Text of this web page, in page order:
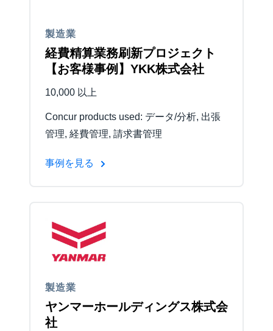
製造業
経費精算業務刷新プロジェクト
【お客様事例】YKK株式会社
10,000 以上
Concur products used: データ/分析, 出張
管理, 経費管理, 請求書管理
事例を見る
製造業
ヤンマーホールディングス株式会
社